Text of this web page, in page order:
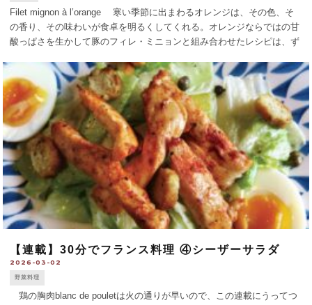
Filet mignon à l’orange 寒い季節に出まわるオレンジは、その色、そ
の香り、その味わいが食卓を明るくしてくれる。オレンジならではの甘
酸っぱさを生かして豚のフィレ・ミニョンと組み合わせたレシピは、ず
【連載】30分でフランス料理 ④シーザーサラダ
2026-03-02
野菜料理
鶏の胸肉blanc de pouletは火の通りが早いので、この連載にうってつ